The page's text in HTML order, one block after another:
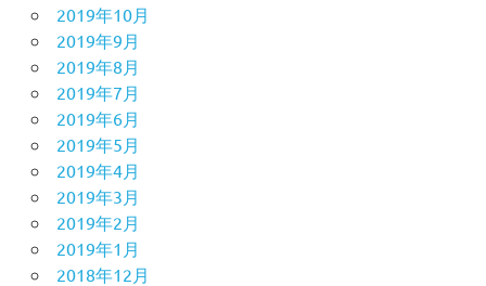
2019年10月
2019年9月
2019年8月
2019年7月
2019年6月
2019年5月
2019年4月
2019年3月
2019年2月
2019年1月
2018年12月